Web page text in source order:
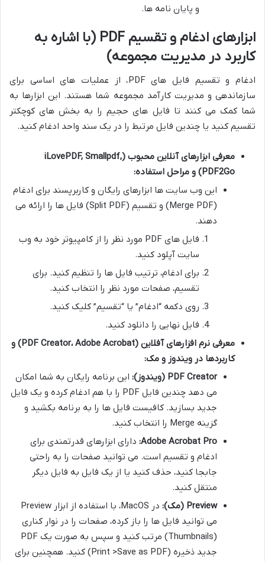
و پایان نامه ها.
ابزارهای ادغام و تقسیم PDF (با اشاره به
کاربرد در مدیریت مجموعه)
ادغام و تقسیم فایل های PDF، از عملیات های اساسی برای
سازماندهی و مدیریت کارآمد مجموعه شما هستند. این ابزارها به
شما کمک می کنند تا فایل های حجیم را به بخش های کوچکتر
تقسیم کنید یا چندین فایل مرتبط را در یک سند واحد ادغام کنید.
معرفی ابزارهای آنلاین محبوب (iLovePDF, Smallpdf,
PDF2Go) و مراحل استفاده:
این وب سایت ها ابزارهای رایگان و کاربرپسند برای ادغام
(Merge PDF) و تقسیم (Split PDF) فایل ها را ارائه می
دهند.
فایل های PDF مورد نظر را از کامپیوتر خود به وب
سایت آپلود کنید.
برای ادغام، ترتیب فایل ها را تنظیم کنید. برای
تقسیم، صفحات مورد نظر را انتخاب کنید.
روی دکمه “ادغام” یا “تقسیم” کلیک کنید.
فایل نهایی را دانلود کنید.
معرفی نرم افزارهای آفلاین (PDF Creator، Adobe Acrobat) و
کاربردها در ویندوز و مک:
PDF Creator (ویندوز):
این برنامه رایگان به شما امکان
می دهد چندین فایل PDF را با هم ادغام کرده و یک فایل
جدید بسازید. کافیست فایل ها را به برنامه بکشید و
گزینه Merge را انتخاب کنید.
Adobe Acrobat Pro: دارای ابزارهای قدرتمندی برای
ادغام و تقسیم است. می توانید صفحات را به راحتی
جابجا کنید، حذف کنید یا از یک فایل به فایل دیگر
منتقل کنید.
Preview (مک):
در MacOS، با استفاده از ابزار Preview
می توانید فایل ها را باز کرده، صفحات را در نوار کناری
(Thumbnails) مرتب کنید و سپس به صورت یک PDF
جدید ذخیره (Print >Save as PDF) کنید. همچنین برای